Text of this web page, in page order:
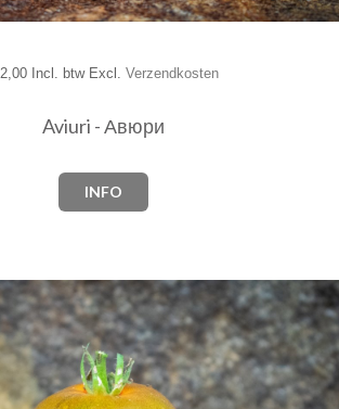
Incl. btw Excl. Verzendkosten
Aviuri - Авюри
INFO